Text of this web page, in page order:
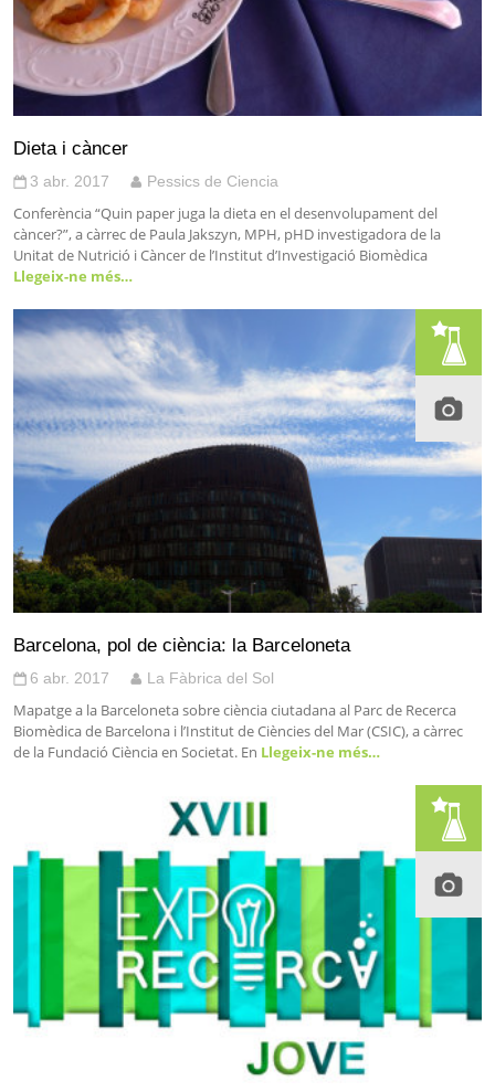
Dieta i càncer
3 abr. 2017 Pessics de Ciencia
Conferència “Quin paper juga la dieta en el desenvolupament del
càncer?”, a càrrec de Paula Jakszyn, MPH, pHD investigadora de la
Unitat de Nutrició i Càncer de l’Institut d’Investigació Biomèdica
Llegeix-ne més…
Barcelona, pol de ciència: la Barceloneta
6 abr. 2017 La Fàbrica del Sol
Mapatge a la Barceloneta sobre ciència ciutadana al Parc de Recerca
Biomèdica de Barcelona i l’Institut de Ciències del Mar (CSIC), a càrrec
de la Fundació Ciència en Societat. En Llegeix-ne més…